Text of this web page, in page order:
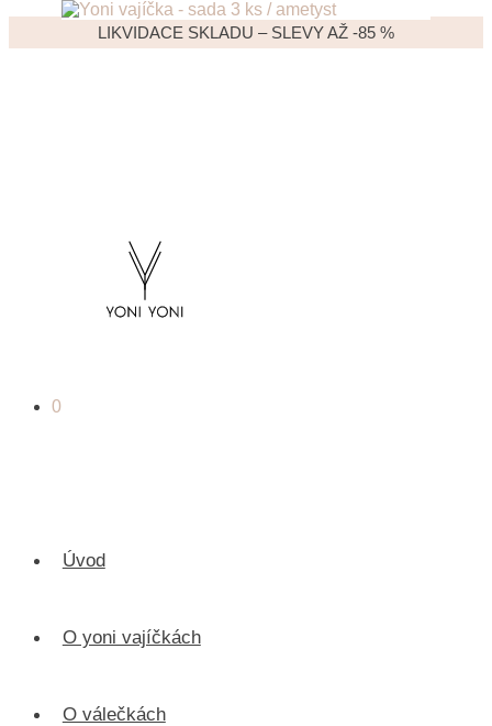
LIKVIDACE SKLADU – SLEVY AŽ -85 %
0
Úvod
O yoni vajíčkách
O válečkách